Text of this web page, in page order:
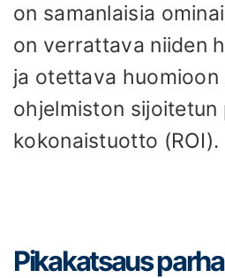
on samanlaisia
on verrattava niiden
ja otettava huomioon
ohjelmiston sijoitetun
kokonaistuotto (ROI).
Pikakatsaus